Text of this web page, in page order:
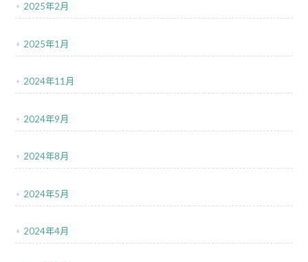
2025年2月
2025年1月
2024年11月
2024年9月
2024年8月
2024年5月
2024年4月